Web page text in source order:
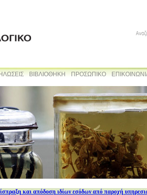
ΒΙΒΛΙΟΘΗΚΗ ΠΡΟΣΩΠΙΚΟ
και απόδοση ιδίων εσόδων από παροχή